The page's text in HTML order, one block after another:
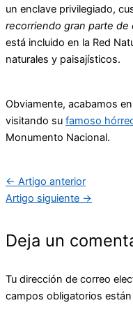
un enclave privilegiado,
recorriendo gran parte de
está incluido en la Red
naturales y paisajísticos.
Obviamente, acabamos
visitando su famoso
Monumento Nacional.
← Artigo anterior
Artigo siguiente →
Deja un
Tu dirección de correo
campos obligatorios